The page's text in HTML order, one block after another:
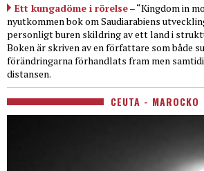
Ett kungadöme i rörelse– “Kingdom in
nyutkommen bok om Saudiarabiens
personligt buren skildring av ett land i
Boken är skriven av en författare som både
förändringarna förhandlats fram men
distansen.
CEUTA - MAROCKO